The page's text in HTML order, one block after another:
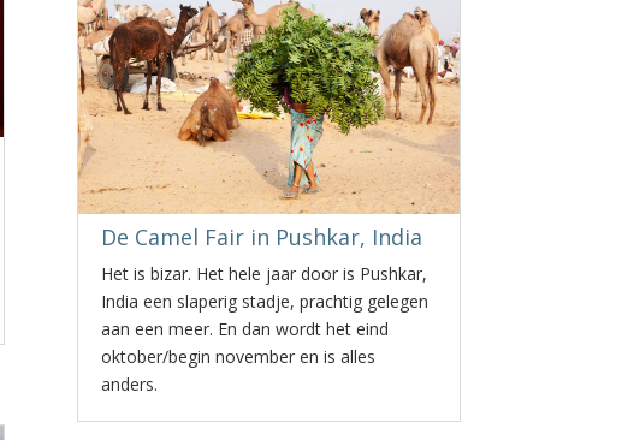
De Camel Fair in Pushkar, India
Het is bizar. Het hele jaar door is Pushkar,
India een slaperig stadje, prachtig gelegen
aan een meer. En dan wordt het eind
oktober/begin november en is alles
anders.